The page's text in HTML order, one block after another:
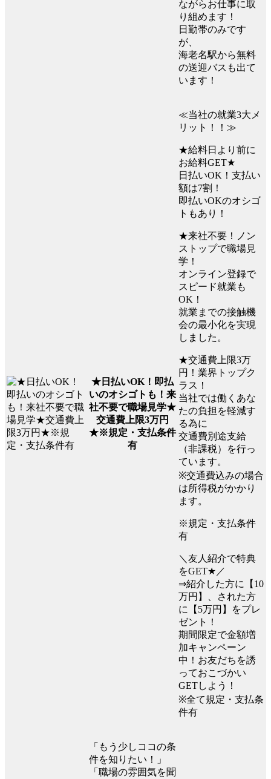
ながらお仕事に取
り組めます！
日勤帯のみです
が、
海老名駅から無料
の送迎バスも出て
います！
★日払いOK！即払
いのオシゴトも！来
社不要で職場見学★
交通費上限3万円
★※規定・支払条件
有
≪当社の就業3大メ
リット！！≫
★給料日より前に
お給料GET★
日払いOK！支払い
額は7割！
即払いOKのオシゴ
トもあり！
★来社不要！ノン
ストップで職場見
学！
オンライン登録で
スピード就業も
OK！
就業までの接触機
会の最小化を実現
しました。
★交通費上限3万
円！業界トップク
ラス！
当社では働くあな
たの負担を軽減す
る為に
交通費別途支給
（非課税）を行っ
ています。
※交通費込みの場合
は所得税がかかり
ます。
※規定・支払条件
有
＼友人紹介で特典
をGET★／
⇒紹介した方に【10
万円】、された方
に【5万円】をプレ
ゼント！
期間限定で金額増
加キャンペーン
中！お友だちを誘
っておこづかい
GETしよう！
※全て規定・支払条
件有
「もう少しココの条
件を知りたい！」
「職場の雰囲気を聞